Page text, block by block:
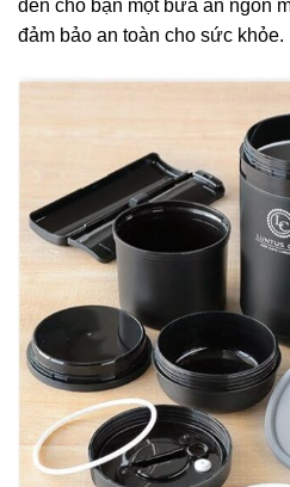
đến cho bạn một bữa ăn ngon
đảm bảo an toàn cho sức khỏe.